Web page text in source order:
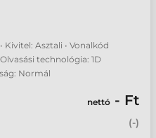
Kivitel: Asztali • Vonalkód
Olvasási technológia: 1D
Normál
nettó - Ft
(-)